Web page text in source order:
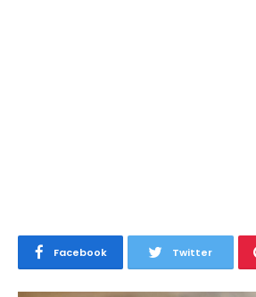
Facebook Twitter